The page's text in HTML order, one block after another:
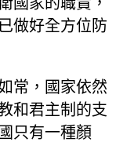
做好全方位防
常，國家依然
和君主制的支
只有一種顏